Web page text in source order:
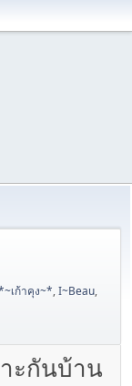
เก้าคุง~*,I~Beau,
ะกันบ้าน